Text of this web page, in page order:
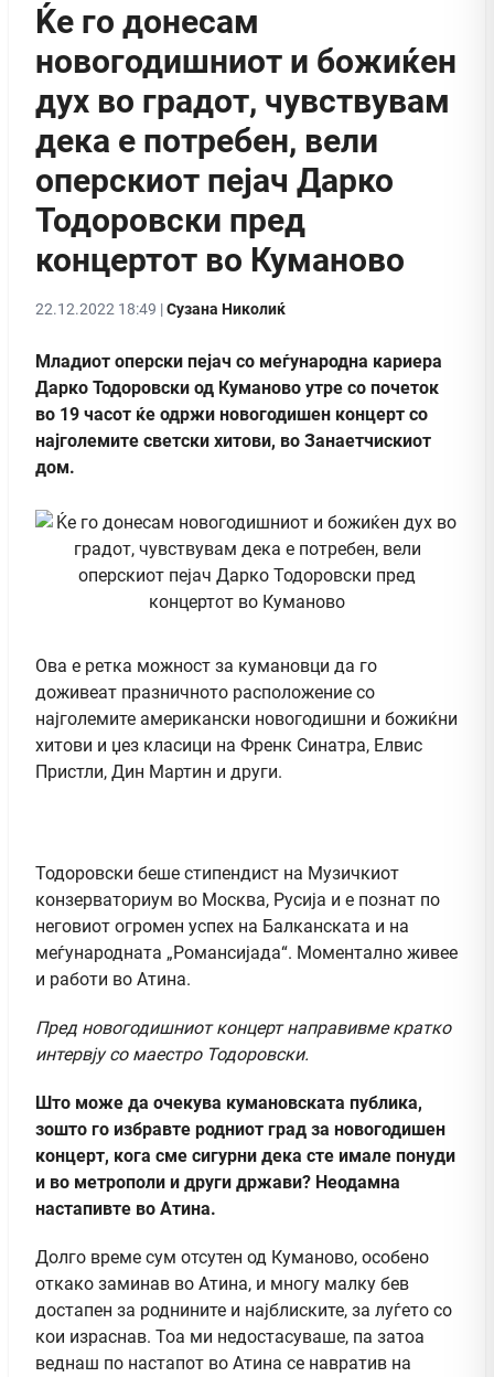
Ќе го донесам
новогодишниот и божиќен
дух во градот, чувствувам
дека е потребен, вели
оперскиот пејач Дарко
Тодоровски пред
концертот во Куманово
22.12.2022 18:49 |Сузана Николиќ
Младиот оперски пејач со меѓународна кариера
Дарко Тодоровски од Куманово утре со почеток
во 19 часот ќе одржи новогодишен концерт со
најголемите светски хитови, во Занаетчискиот
дом.
Ова е ретка можност за кумановци да го
доживеат празничното расположение со
најголемите американски новогодишни и божиќни
хитови и џез класици на Френк Синатра, Елвис
Пристли, Дин Мартин и други.
Тодоровски беше стипендист на Музичкиот
конзерваториум во Москва, Русија и е познат по
неговиот огромен успех на Балканската и на
меѓународната „Романсијада“. Моментално живее
и работи во Атина.
Пред новогодишниот концерт направивме кратко
интервју со маестро Тодоровски.
Што може да очекува кумановската публика,
зошто го избравте родниот град за новогодишен
концерт, кога сме сигурни дека сте имале понуди
и во метрополи и други држави? Неодамна
настапивте во Атина.
Долго време сум отсутен од Куманово, особено
откако заминав во Атина, и многу малку бев
достапен за роднините и најблиските, за луѓето со
кои израснав. Тоа ми недостасуваше, па затоа
веднаш по настапот во Атина се навратив на